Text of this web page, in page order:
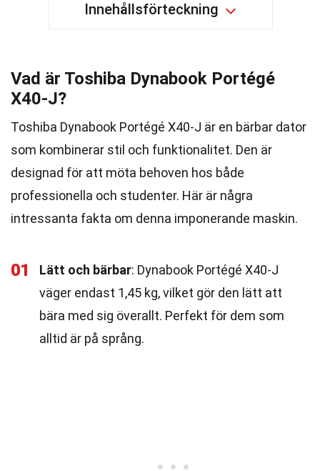
Innehållsförteckning
Vad är Toshiba Dynabook Portégé
X40-J?
Toshiba Dynabook Portégé X40-J är en bärbar dator
som kombinerar stil och funktionalitet. Den är
designad för att möta behoven hos både
professionella och studenter. Här är några
intressanta fakta om denna imponerande maskin.
01 Lätt och bärbar: Dynabook Portégé X40-J
väger endast 1,45 kg, vilket gör den lätt att
bära med sig överallt. Perfekt för dem som
alltid är på språng.